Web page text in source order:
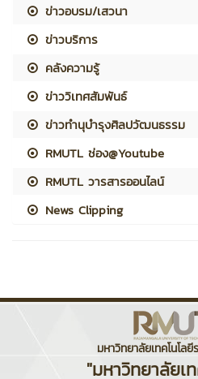
ข่าวอบรม/เสวนา
ข่าวบริการ
คลังความรู้
ข่าววิเทศสัมพันธ์
ข่าวทำนุบำรุงศิลปวัฒนธรรม
RMUTL ช่อง@Youtube
RMUTL วารสารออนไลน์
News Clipping
มหาวิทยาลัยเทคโนโล
"มหาวิทยาลัยเ